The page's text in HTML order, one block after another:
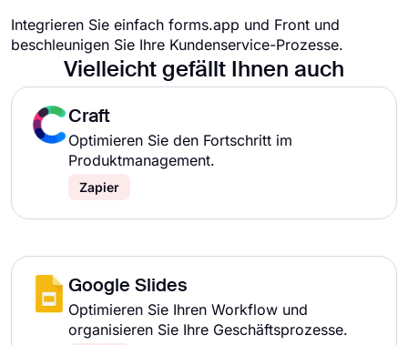
Integrieren Sie einfach forms.app und Front und
beschleunigen Sie Ihre Kundenservice-Prozesse.
Vielleicht gefällt Ihnen auch
Craft
Optimieren Sie den Fortschritt im
Produktmanagement.
Zapier
Google Slides
Optimieren Sie Ihren Workflow und
organisieren Sie Ihre Geschäftsprozesse.